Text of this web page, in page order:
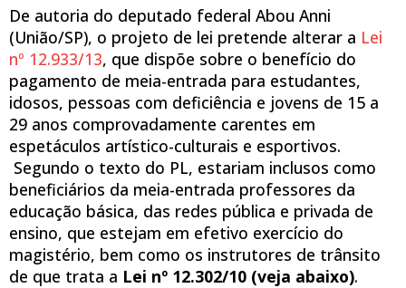
De autoria do deputado federal Abou Anni
(União/SP), o projeto de lei pretende alterar a Lei
nº 12.933/13, que dispõe sobre o benefício do
pagamento de meia-entrada para estudantes,
idosos, pessoas com deficiência e jovens de 15 a
29 anos comprovadamente carentes em
espetáculos artístico-culturais e esportivos.
Segundo o texto do PL, estariam inclusos como
beneficiários da meia-entrada professores da
educação básica, das redes pública e privada de
ensino, que estejam em efetivo exercício do
magistério, bem como os instrutores de trânsito
de que trata a Lei nº 12.302/10 (veja abaixo).